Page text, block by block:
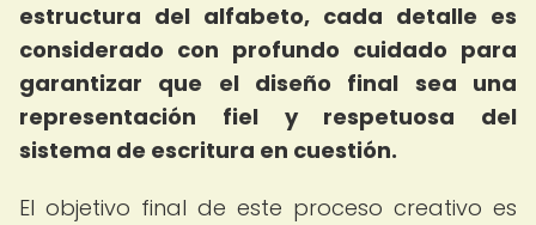
estructura del alfabeto, cada detalle es
considerado con profundo cuidado para
garantizar que el diseño final sea una
representación fiel y respetuosa del
sistema de escritura en cuestión.
El objetivo final de este proceso creativo es